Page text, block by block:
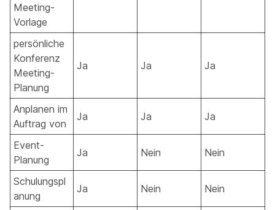
Meeting-
Vorlage
persönliche
Konferenz
Meeting-
Planung
Ja Ja Ja
Anplanen im
Auftrag von
Ja Ja Ja
Event-
Planung
Ja Nein Nein
Schulungspl
anung
Ja Nein Nein